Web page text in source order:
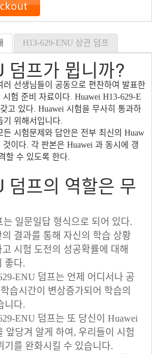
H13-629-ENU 상관 덤프
프가 뮙니까?
선생님들이 공동으로 편찬하여 발표한
험 준비 자료이다. Huawei H13-629-E
고 있다. Huawei 시험을 무사히 통과하
기 위해서입니다.
시험문제와 답안은 전부 최신의 Huaw
이다. 각 판본은 Huawei 과 동시에 갱
할 수 있도록 한다.
프의 역할은 무
일문일답 형식으로 되어 있다.
결과를 통해 자신의 학습 상황
시험 도전의 성공확률에 대해
좋다.
ENU 덤프는 언제 어디서나 공
습시간이 변상증가되어 학습의
니다.
ENU 덤프는 또 당신이 Huawei
앞당겨 알게 하여, 우리들이 시험
기를 완화시킬 수 있습니다.